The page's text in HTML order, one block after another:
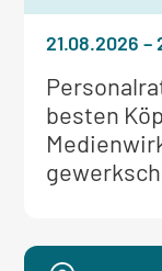
Weitere
zum
Seminar:
besten
21.08.2026–